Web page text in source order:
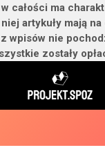
całości ma
artykuły mają
wpisów nie
zostały